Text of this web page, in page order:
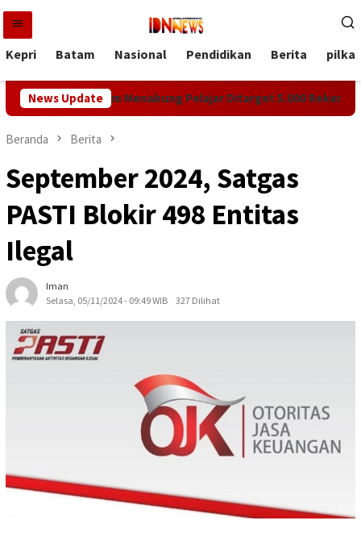
Loncat
konten
Kepri Batam Nasional Pendidikan Berita
News Update
Program Menabung Pelajar Ditarget 5.000 Rekening Baru
Beranda Berita
September 2024, Satgas
PASTI Blokir 498 Entitas
Ilegal
Iman
Selasa, 05/11/2024 - 09:49 WIB
327 Dilihat